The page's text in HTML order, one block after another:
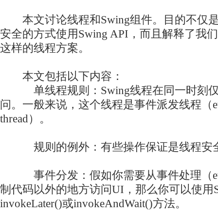
本文讨论线程和Swing组件。目的不仅
安全的方式使用Swing API，而且解释了我
这样的线程方案。
本文包括以下内容：
单线程规则：Swing线程在同一时刻仅
问。一般来说，这个线程是事件派发线程（
thread）。
规则的例外：有些操作保证是线程安
事件分发：假如你需要从事件处理（
制代码以外的地方访问UI，那么你可以使用
invokeLater()或invokeAndWait()方法。